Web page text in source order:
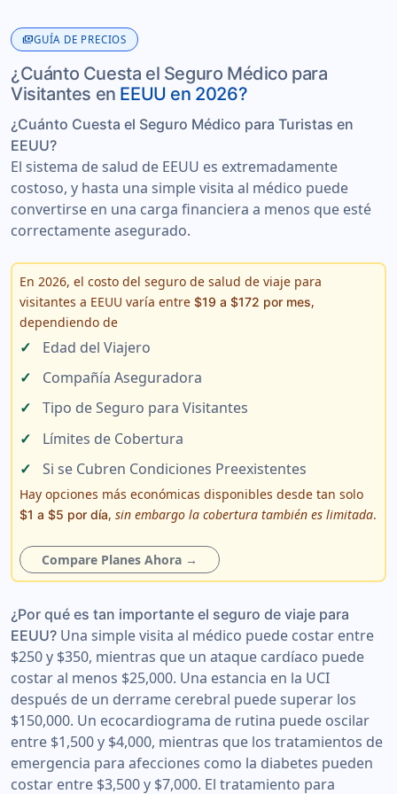
paymentsGUÍA DE PRECIOS
¿Cuánto Cuesta el Seguro Médico para
Visitantes en EEUU en 2026?
¿Cuánto Cuesta el Seguro Médico para Turistas en
EEUU?
El sistema de salud de EEUU es extremadamente
costoso, y hasta una simple visita al médico puede
convertirse en una carga financiera a menos que esté
correctamente asegurado.
En 2026, el costo del seguro de salud de viaje para
visitantes a EEUU varía entre $19 a $172 por mes,
dependiendo de
Edad del Viajero
Compañía Aseguradora
Tipo de Seguro para Visitantes
Límites de Cobertura
Si se Cubren Condiciones Preexistentes
Hay opciones más económicas disponibles desde tan solo
$1 a $5 por día, sin embargo la cobertura también es limitada.
Compare Planes Ahora →
¿Por qué es tan importante el seguro de viaje para
EEUU? Una simple visita al médico puede costar entre
$250 y $350, mientras que un ataque cardíaco puede
costar al menos $25,000. Una estancia en la UCI
después de un derrame cerebral puede superar los
$150,000. Un ecocardiograma de rutina puede oscilar
entre $1,500 y $4,000, mientras que los tratamientos de
emergencia para afecciones como la diabetes pueden
costar entre $3,500 y $7,000. El tratamiento para